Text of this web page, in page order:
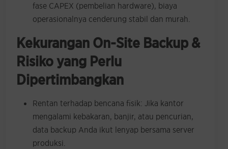
fase CAPEX (pembelian hardware), biaya
operasionalnya cenderung stabil dan murah.
Kekurangan On-Site Backup &
Risiko yang Perlu
Dipertimbangkan
Rentan terhadap bencana fisik: Jika kantor
mengalami kebakaran, banjir, atau pencurian,
data backup Anda ikut lenyap bersama server
produksi.